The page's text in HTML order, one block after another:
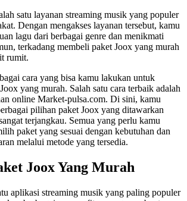
satu layanan streaming musik yang populer
Dengan mengakses layanan tersebut, kamu
lagu dari berbagai genre dan menikmati
terkadang membeli paket Joox yang murah
rumit.
cara yang bisa kamu lakukan untuk
yang murah. Salah satu cara terbaik adalah
online Market-pulsa.com. Di sini, kamu
pilihan paket Joox yang ditawarkan
terjangkau. Semua yang perlu kamu
paket yang sesuai dengan kebutuhan dan
melalui metode yang tersedia.
Joox Yang Murah
aplikasi streaming musik yang paling populer